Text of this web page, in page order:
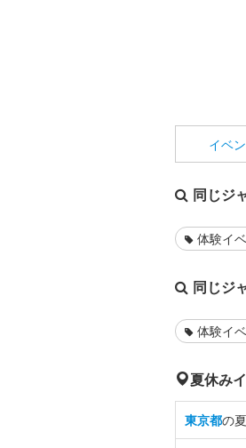
イベ
同じジ
体験イ
同じジ
体験イ
夏休み
東京都の